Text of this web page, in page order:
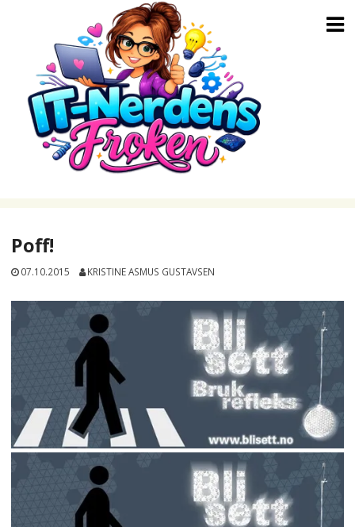
Poff!
07.10.2015 KRISTINE ASMUS GUSTAVSEN